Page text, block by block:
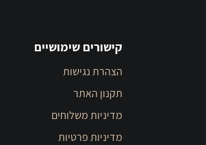
קישורים שימושיים
הצהרת נגישות
תקנון האתר
מדיניות משלוחים
מדיניות פרטיות